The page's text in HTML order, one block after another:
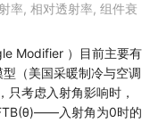
率, 相对透射率, 组件衰
Modifier ）目前主要有
（美国采暖制冷与空调
只考虑入射角影响时，
入射角为0时的